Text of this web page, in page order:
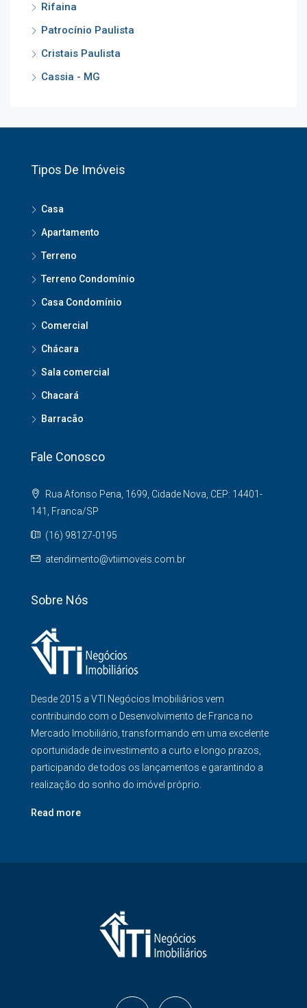
Rifaina
Patrocínio Paulista
Cristais Paulista
Cassia - MG
Tipos De Imóveis
Casa
Apartamento
Terreno
Terreno Condomínio
Casa Condomínio
Comercial
Chácara
Sala comercial
Chacará
Barracão
Fale Conosco
Rua Afonso Pena, 1699, Cidade Nova, CEP: 14401-
141, Franca/SP
(16) 98127-0195
atendimento@vtiimoveis.com.br
Sobre Nós
Desde 2015 a VTI Negócios Imobiliários vem
contribuindo com o Desenvolvimento de Franca no
Mercado Imobiliário, transformando em uma excelente
oportunidade de investimento a curto e longo prazos,
participando de todos os lançamentos e garantindo a
realização do sonho do imóvel próprio.
Read more